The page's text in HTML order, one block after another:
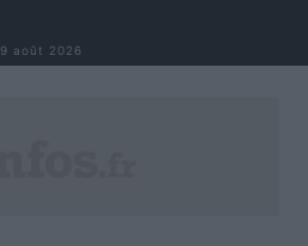
9 août 2026